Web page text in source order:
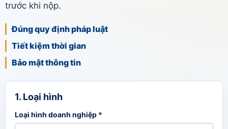
trước khi nộp.
Đúng quy định pháp luật
Tiết kiệm thời gian
Bảo mật thông tin
1. Loại hình
Loại hình doanh nghiệp *